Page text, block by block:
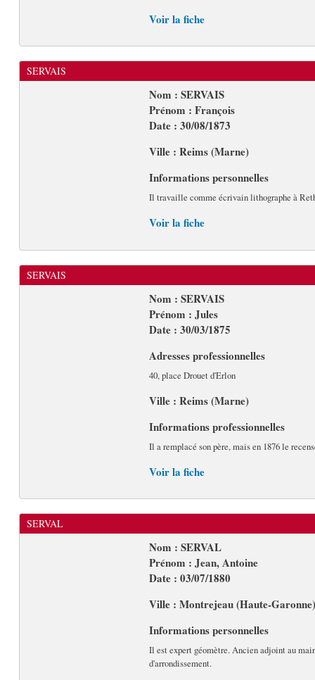
Voir la fiche
SERVAIS
Nom : SERVAIS
Prénom : François
Date : 30/08/1873
Ville : Reims (Marne)
Informations personnelles
Il travaille comme écrivain lithographe à
Voir la fiche
SERVAIS
Nom : SERVAIS
Prénom : Jules
Date : 30/03/1875
Adresses professionnelles
40, place Drouet d'Erlon
Ville : Reims (Marne)
Informations professionnelles
Il a remplacé son père, mais en 1876 le
Voir la fiche
SERVAL
Nom : SERVAL
Prénom : Jean, Antoine
Date : 03/07/1880
Ville : Montrejeau (Haute-Garonne)
Informations personnelles
Il est expert géomètre. Ancien adjoint au
d'arrondissement.